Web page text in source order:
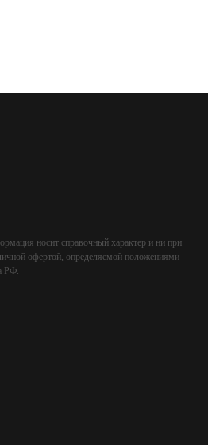
носит справочный характер и ни при
офертой, определяемой положениями
РФ.